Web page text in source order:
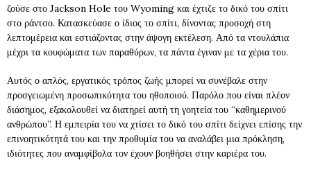
ζούσε στο Jackson Hole του Wyoming και έχτιζε το δικό του σπίτι
στο ράντσο. Κατασκεύασε ο ίδιος το σπίτι, δίνοντας προσοχή στη
λεπτομέρεια και εστιάζοντας στην άψογη εκτέλεση. Από τα ντουλάπια
μέχρι τα κουφώματα των παραθύρων, τα πάντα έγιναν με τα χέρια του.
Αυτός ο απλός, εργατικός τρόπος ζωής μπορεί να συνέβαλε στην
προσγειωμένη προσωπικότητα του ηθοποιού. Παρόλο που είναι πλέον
διάσημος, εξακολουθεί να διατηρεί αυτή τη γοητεία του “καθημερινού
ανθρώπου”. Η εμπειρία του να χτίσει το δικό του σπίτι δείχνει επίσης την
επινοητικότητά του και την προθυμία του να αναλάβει μια πρόκληση,
ιδιότητες που αναμφίβολα τον έχουν βοηθήσει στην καριέρα του.